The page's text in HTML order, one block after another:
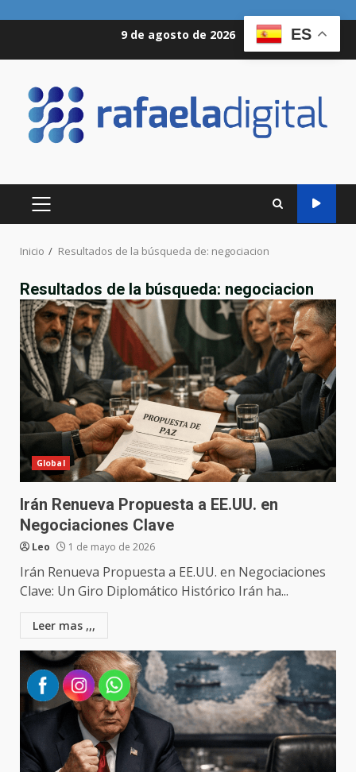
9 de agosto de 2026
MENÚ
PRINCIPAL
Inicio Resultados de la búsqueda de: negociacion
Resultados de la búsqueda: negociacion
Global
Irán Renueva Propuesta a EE.UU. en
Negociaciones Clave
Leo 1 de mayo de 2026
Irán Renueva Propuesta a EE.UU. en Negociaciones
Clave: Un Giro Diplomático Histórico Irán ha...
Leer mas ,,,
ES